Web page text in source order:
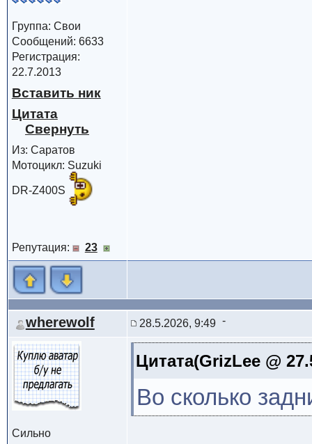
Группа: Свои
Сообщений: 6633
Регистрация:
22.7.2013
Вставить ник
Цитата
Из: Саратов
Мотоцикл: Suzuki
DR-Z400S
Репутация: 23
wherewolf 28.5.2026, 9:49
Сильно
Цитата(GrizLee @
Во сколько